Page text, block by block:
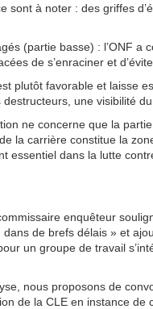
sont à noter : des griffes
(partie basse) : l’ONF a
de s’enraciner et
plutôt favorable et laisse
une visibilité du
ne concerne que la
la carrière constitue la
essentiel dans la lutte
enquêteur
de brefs délais » et
un groupe de travail
nous proposons de
de la CLE en instance